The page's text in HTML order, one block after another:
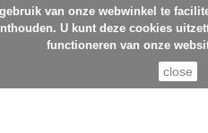
van onze webwinkel te
U kunt deze cookies
functioneren van onze
close